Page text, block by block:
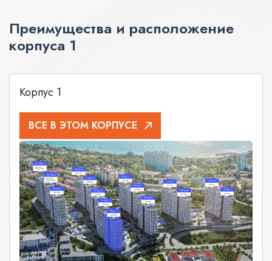
Преимущества и расположение
корпуса 1
Корпус 1
ВСЕ В ЭТОМ КОРПУСЕ